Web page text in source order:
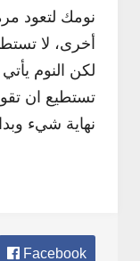
نومك لتعود
أخرى، لا
لكن النوم
تستطيع ان
نهاية شيء
 Facebook